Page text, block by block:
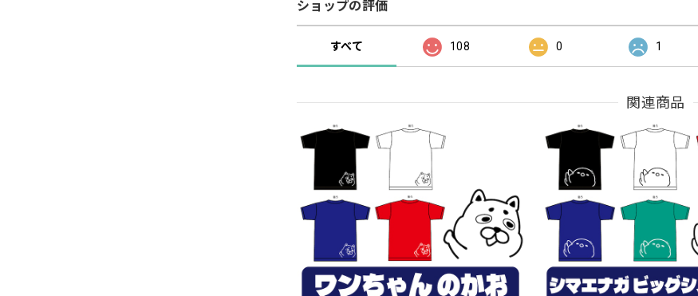
ショップの評価
すべて 108 0 1
関連商品